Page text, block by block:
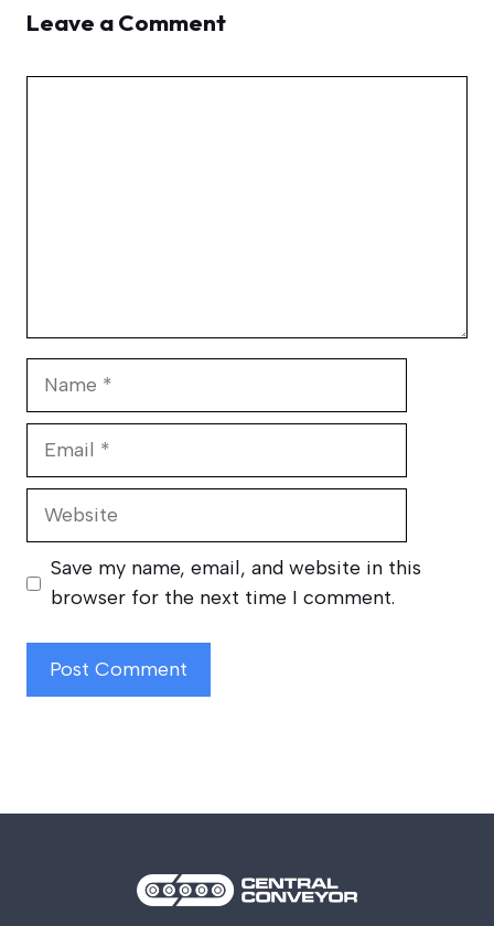
Leave a Comment
Website
Save my name, email, and website in this
browser for the next time I comment.